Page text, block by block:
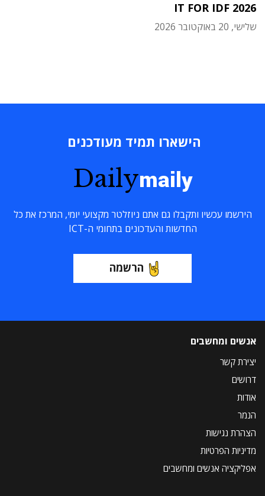
IT FOR IDF 2026
שלישי, 20 באוקטובר 2026
הישארו תמיד מעודכנים
Dailymaily
הירשמו עכשיו ותקבלו גם אתם ניוזלטר מקצועי יומי, המרכז את כל
החדשות והעדכונים בתחומי ה-ICT
הרשמה
אנשים ומחשבים
יצירת קשר
דרושים
אודות
הנמר
הצהרת נגישות
מדיניות הפרטיות
אפליקציה אנשים ומחשבים